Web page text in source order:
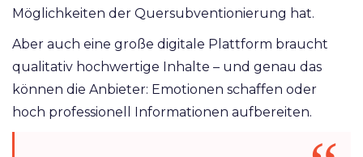
Möglichkeiten der Quersubventionierung hat.
Aber auch eine große digitale Plattform braucht
qualitativ hochwertige Inhalte – und genau das
können die Anbieter: Emotionen schaffen oder
hoch professionell Informationen aufbereiten.